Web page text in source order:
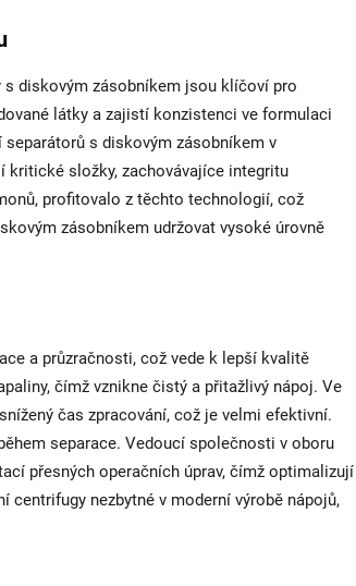
diskovým zásobníkem jsou klíčoví pro
látky a zajistí konzistenci ve formulaci
separátorů s diskovým zásobníkem v
kritické složky, zachovávajíce integritu
profitovalo z těchto technologií, což
zásobníkem udržovat vysoké úrovně
a průzračnosti, což vede k lepší kvalitě
čímž vznikne čistý a přitažlivý nápoj. Ve
čas zpracování, což je velmi efektivní.
separace. Vedoucí společnosti v oboru
přesných operačních úprav, čímž optimalizují
nezbytné v moderní výrobě nápojů,